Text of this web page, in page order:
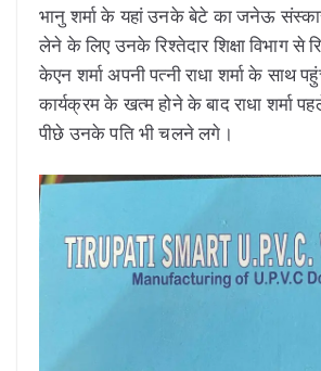
भानु शर्मा के यहां उनके बेटे का जनेऊ
लेने के लिए उनके रिश्तेदार शिक्षा विभाग से
केएन शर्मा अपनी पत्नी राधा शर्मा के साथ
कार्यक्रम के खत्म होने के बाद राधा शर्मा
पीछे उनके पति भी चलने लगे।